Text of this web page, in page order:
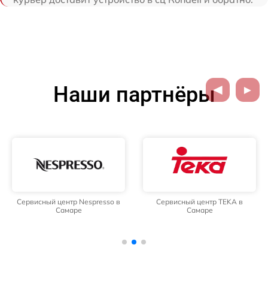
Наши партнёры
Сервисный центр Nespresso в
Самаре
Сервисный центр TEKA в
Самаре